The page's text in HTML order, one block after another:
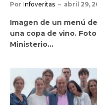
Por Infoveritas abril 29,
Imagen de un menú
una copa de vino.
Ministerio…